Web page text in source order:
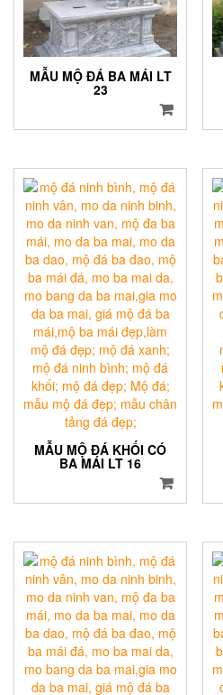
MẪU MỘ ĐÁ BA MÁI LT
23
MẪU MỘ ĐÁ KHỐI CÓ
BA MÁI LT 16